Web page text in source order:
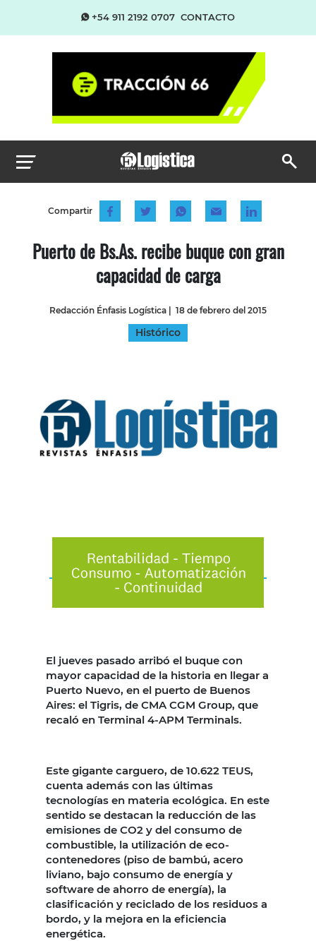
+54 911 2192 0707 CONTACTO
Compartir
Puerto de Bs.As. recibe buque con gran
capacidad de carga
Redacción Énfasis Logística | 18 de febrero del 2015
Histórico
El jueves pasado arribó el buque con
mayor capacidad de la historia en llegar a
Puerto Nuevo, en el puerto de Buenos
Aires: el Tigris, de CMA CGM Group, que
recaló en Terminal 4-APM Terminals.
Este gigante carguero, de 10.622 TEUS,
cuenta además con las últimas
tecnologías en materia ecológica. En este
sentido se destacan la reducción de las
emisiones de CO2 y del consumo de
combustible, la utilización de eco-
contenedores (piso de bambú, acero
liviano, bajo consumo de energía y
software de ahorro de energía), la
clasificación y reciclado de los residuos a
bordo, y la mejora en la eficiencia
energética.